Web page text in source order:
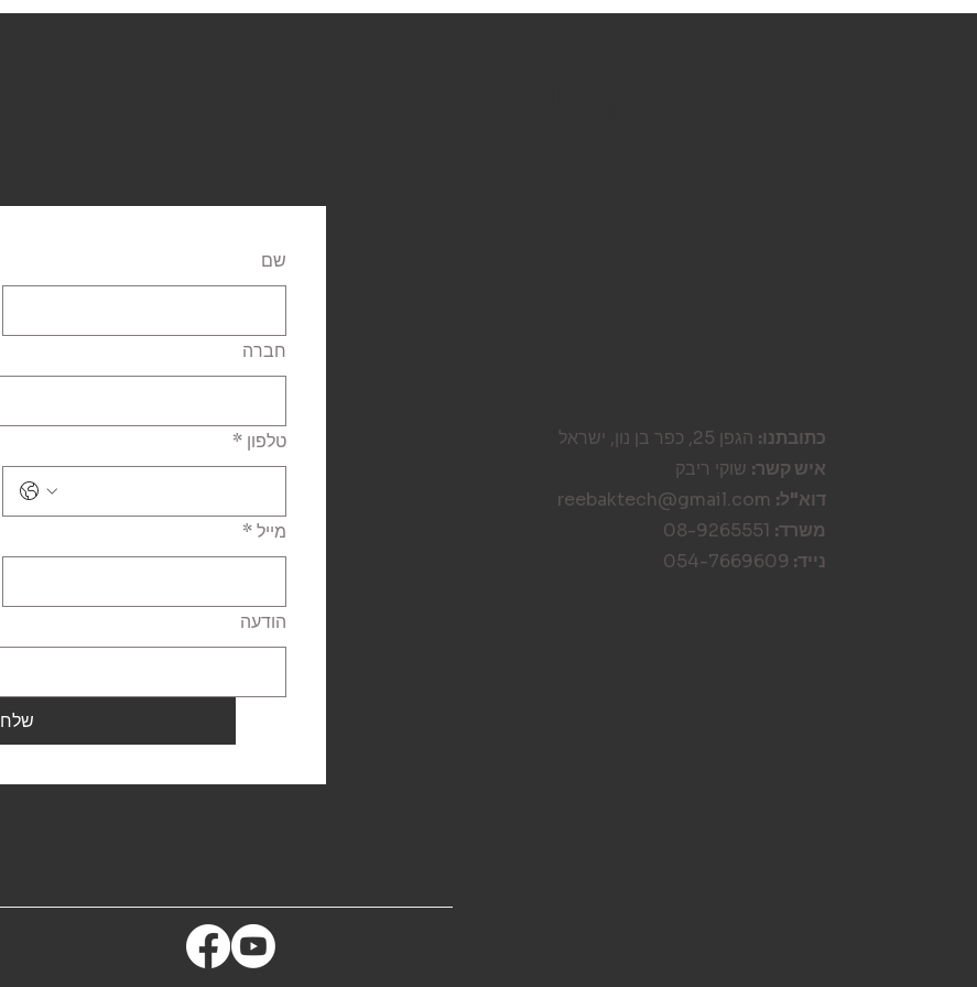
שם
חברה
טלפון *
מייל*
הודעה
שלח
כתובתנו: הגפן 25, כפר בן נון, ישראל
איש קשר: שוקי ריבק
דוא"ל: reebaktech@gmail.com
משרד: 08-9265551
נייד: 054-7669609